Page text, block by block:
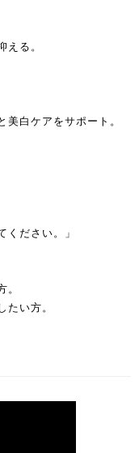
る。
白ケアをサポート。
ください。 」
い方。